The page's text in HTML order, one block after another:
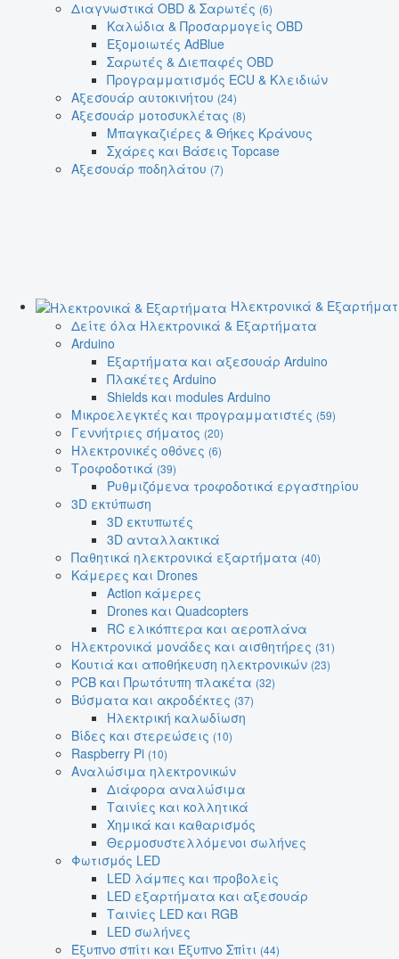
Διαγνωστικά OBD & Σαρωτές (6)
Καλώδια & Προσαρμογείς OBD
Εξομοιωτές AdBlue
Σαρωτές & Διεπαφές OBD
Προγραμματισμός ECU & Κλειδιών
Αξεσουάρ αυτοκινήτου (24)
Αξεσουάρ μοτοσυκλέτας (8)
Μπαγκαζιέρες & Θήκες Κράνους
Σχάρες και Βάσεις Topcase
Αξεσουάρ ποδηλάτου (7)
Ηλεκτρονικά &
Δείτε όλα Ηλεκτρονικά & Εξαρτήματα
Arduino
Εξαρτήματα και αξεσουάρ Arduino
Πλακέτες Arduino
Shields και modules Arduino
Μικροελεγκτές και προγραμματιστές (59)
Γεννήτριες σήματος (20)
Ηλεκτρονικές οθόνες (6)
Τροφοδοτικά (39)
Ρυθμιζόμενα τροφοδοτικά εργαστηρίου
3D εκτύπωση
3D εκτυπωτές
3D ανταλλακτικά
Παθητικά ηλεκτρονικά εξαρτήματα (40)
Κάμερες και Drones
Action κάμερες
Drones και Quadcopters
RC ελικόπτερα και αεροπλάνα
Ηλεκτρονικά μονάδες και αισθητήρες (31)
Κουτιά και αποθήκευση ηλεκτρονικών (23)
PCB και Πρωτότυπη πλακέτα (32)
Βύσματα και ακροδέκτες (37)
Ηλεκτρική καλωδίωση
Βίδες και στερεώσεις (10)
Raspberry Pi (10)
Αναλώσιμα ηλεκτρονικών
Διάφορα αναλώσιμα
Ταινίες και κολλητικά
Χημικά και καθαρισμός
Θερμοσυστελλόμενοι σωλήνες
Φωτισμός LED
LED λάμπες και προβολείς
LED εξαρτήματα και αξεσουάρ
Ταινίες LED και RGB
LED σωλήνες
Έξυπνο σπίτι και Έξυπνο Σπίτι (44)